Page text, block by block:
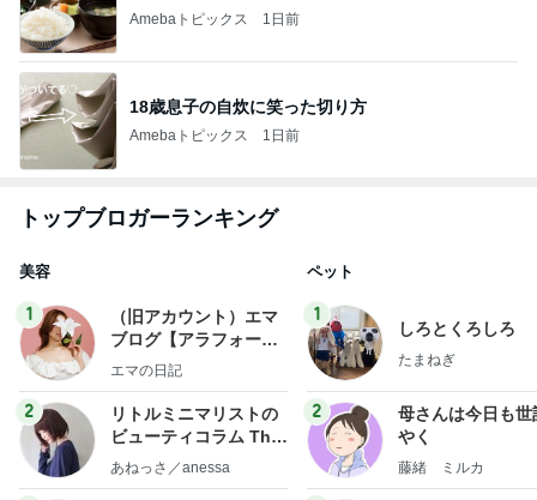
Amebaトピックス 1日前
18歳息子の自炊に笑った切り方
Amebaトピックス 1日前
トップブロガーランキング
美容
1
（旧アカウント）エマ
ブログ【アラフォー会
社売却セカンドライ
エマの日記
2
リトルミニマリストの
ビューティコラム The
little minimalist's bea
あねっさ／anessa
ペット
1
しろとくろしろ
たまねぎ
2
母さんは今日も世
やく
藤緒 ミルカ